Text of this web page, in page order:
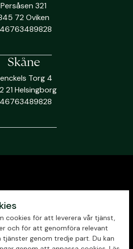
cookies för att leverera vår tjänst,
och för att genomföra relevant
tjänster genom tredje part. Du kan
Persåsen 321
72 Oviken
Skåne
Torg 4
21 Helsingborg